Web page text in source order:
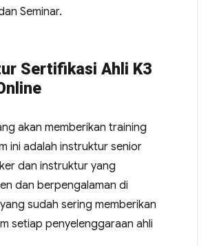
Seminar.
Sertifikasi Ahli K3
akan memberikan training
ini adalah instruktur senior
dan instruktur yang
dan berpengalaman di
sudah sering memberikan
setiap penyelenggaraan ahli